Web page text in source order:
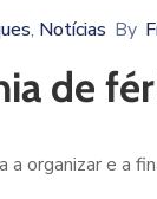
‚ Notícias By
de
organizar e a